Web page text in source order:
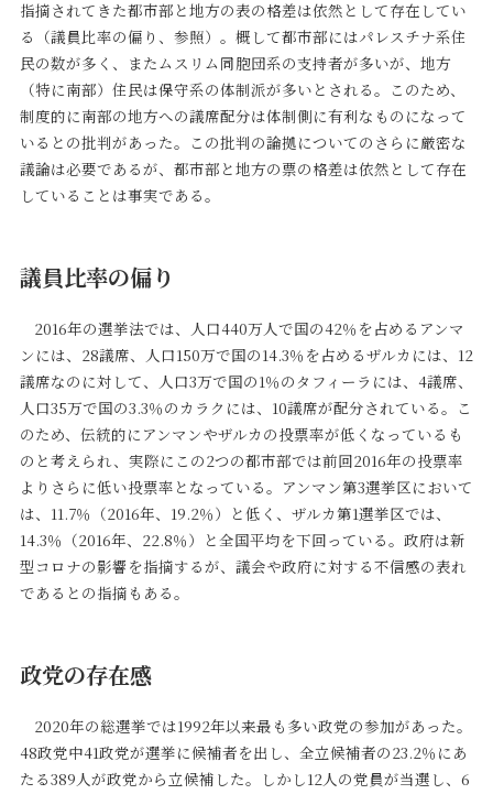
指摘されてきた都市部と地方の表の格差は依然として存在してい
る（議員比率の偏り、参照）。概して都市部にはパレスチナ系住
民の数が多く、またムスリム同胞団系の支持者が多いが、地方
（特に南部）住民は保守系の体制派が多いとされる。このため、
制度的に南部の地方への議席配分は体制側に有利なものになって
いるとの批判があった。この批判の論拠についてのさらに厳密な
議論は必要であるが、都市部と地方の票の格差は依然として存在
していることは事実である。
議員比率の偏り
2016年の選挙法では、人口440万人で国の42％を占めるアンマ
ンには、28議席、人口150万で国の14.3％を占めるザルカには、12
議席なのに対して、人口3万で国の1％のタフィーラには、4議席、
人口35万で国の3.3％のカラクには、10議席が配分されている。こ
のため、伝統的にアンマンやザルカの投票率が低くなっているも
のと考えられ、実際にこの2つの都市部では前回2016年の投票率
よりさらに低い投票率となっている。アンマン第3選挙区において
は、11.7％（2016年、19.2％）と低く、ザルカ第1選挙区では、
14.3％（2016年、22.8％）と全国平均を下回っている。政府は新
型コロナの影響を指摘するが、議会や政府に対する不信感の表れ
であるとの指摘もある。
政党の存在感
2020年の総選挙では1992年以来最も多い政党の参加があった。
48政党中41政党が選挙に候補者を出し、全立候補者の23.2％にあ
たる389人が政党から立候補した。しかし12人の党員が当選し、6